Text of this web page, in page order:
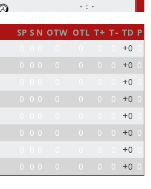
-
-
-
-
SP S N OTW OTL T+ T- TD P
+0
0 0 0 0 0 0 0 +0 0
+0
0 0 0 0 0 0 0 +0 0
+0
0 0 0 0 0 0 0 +0 0
+0
0 0 0 0 0 0 0 +0 0